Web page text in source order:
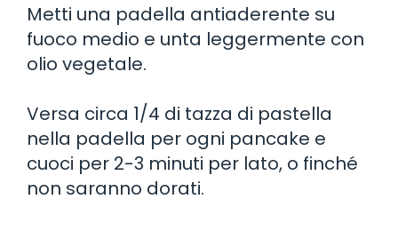
Metti una padella antiaderente su
fuoco medio e unta leggermente con
olio vegetale.
Versa circa 1/4 di tazza di pastella
nella padella per ogni pancake e
cuoci per 2-3 minuti per lato, o finché
non saranno dorati.